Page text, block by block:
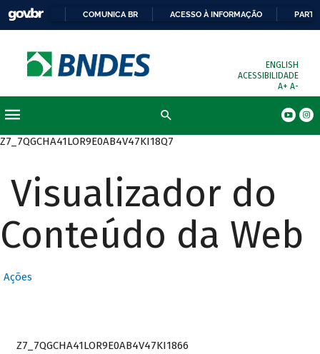
COMUNICA BR ACESSO À INFORMAÇÃO
ENGLISH
ACESSIBILIDADE
A+ A-
Z7_7QGCHA41LOR9E0AB4V47KI18Q7
Visualizador do
Conteúdo da Web
Ações
Z7_7QGCHA41LOR9E0AB4V47KI1866